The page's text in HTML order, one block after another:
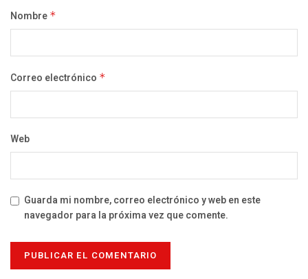
Nombre *
Correo electrónico *
Web
Guarda mi nombre, correo electrónico y web en este
navegador para la próxima vez que comente.